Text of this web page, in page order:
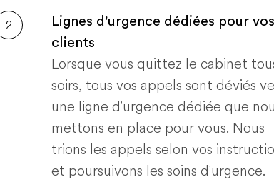
2
Lignes d'urgence dédiées pour vos
clients
Lorsque vous quittez le cabinet
soirs, tous vos appels sont déviés
une ligne d'urgence dédiée que
mettons en place pour vous. Nous
trions les appels selon vos
et poursuivons les soins d'urgence.